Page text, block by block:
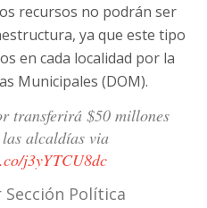
recursos no podrán ser
ya que este tipo
en cada localidad por la
Municipales (DOM).
transferirá $50 millones
alcaldías via
j3yYTCU8dc
Política